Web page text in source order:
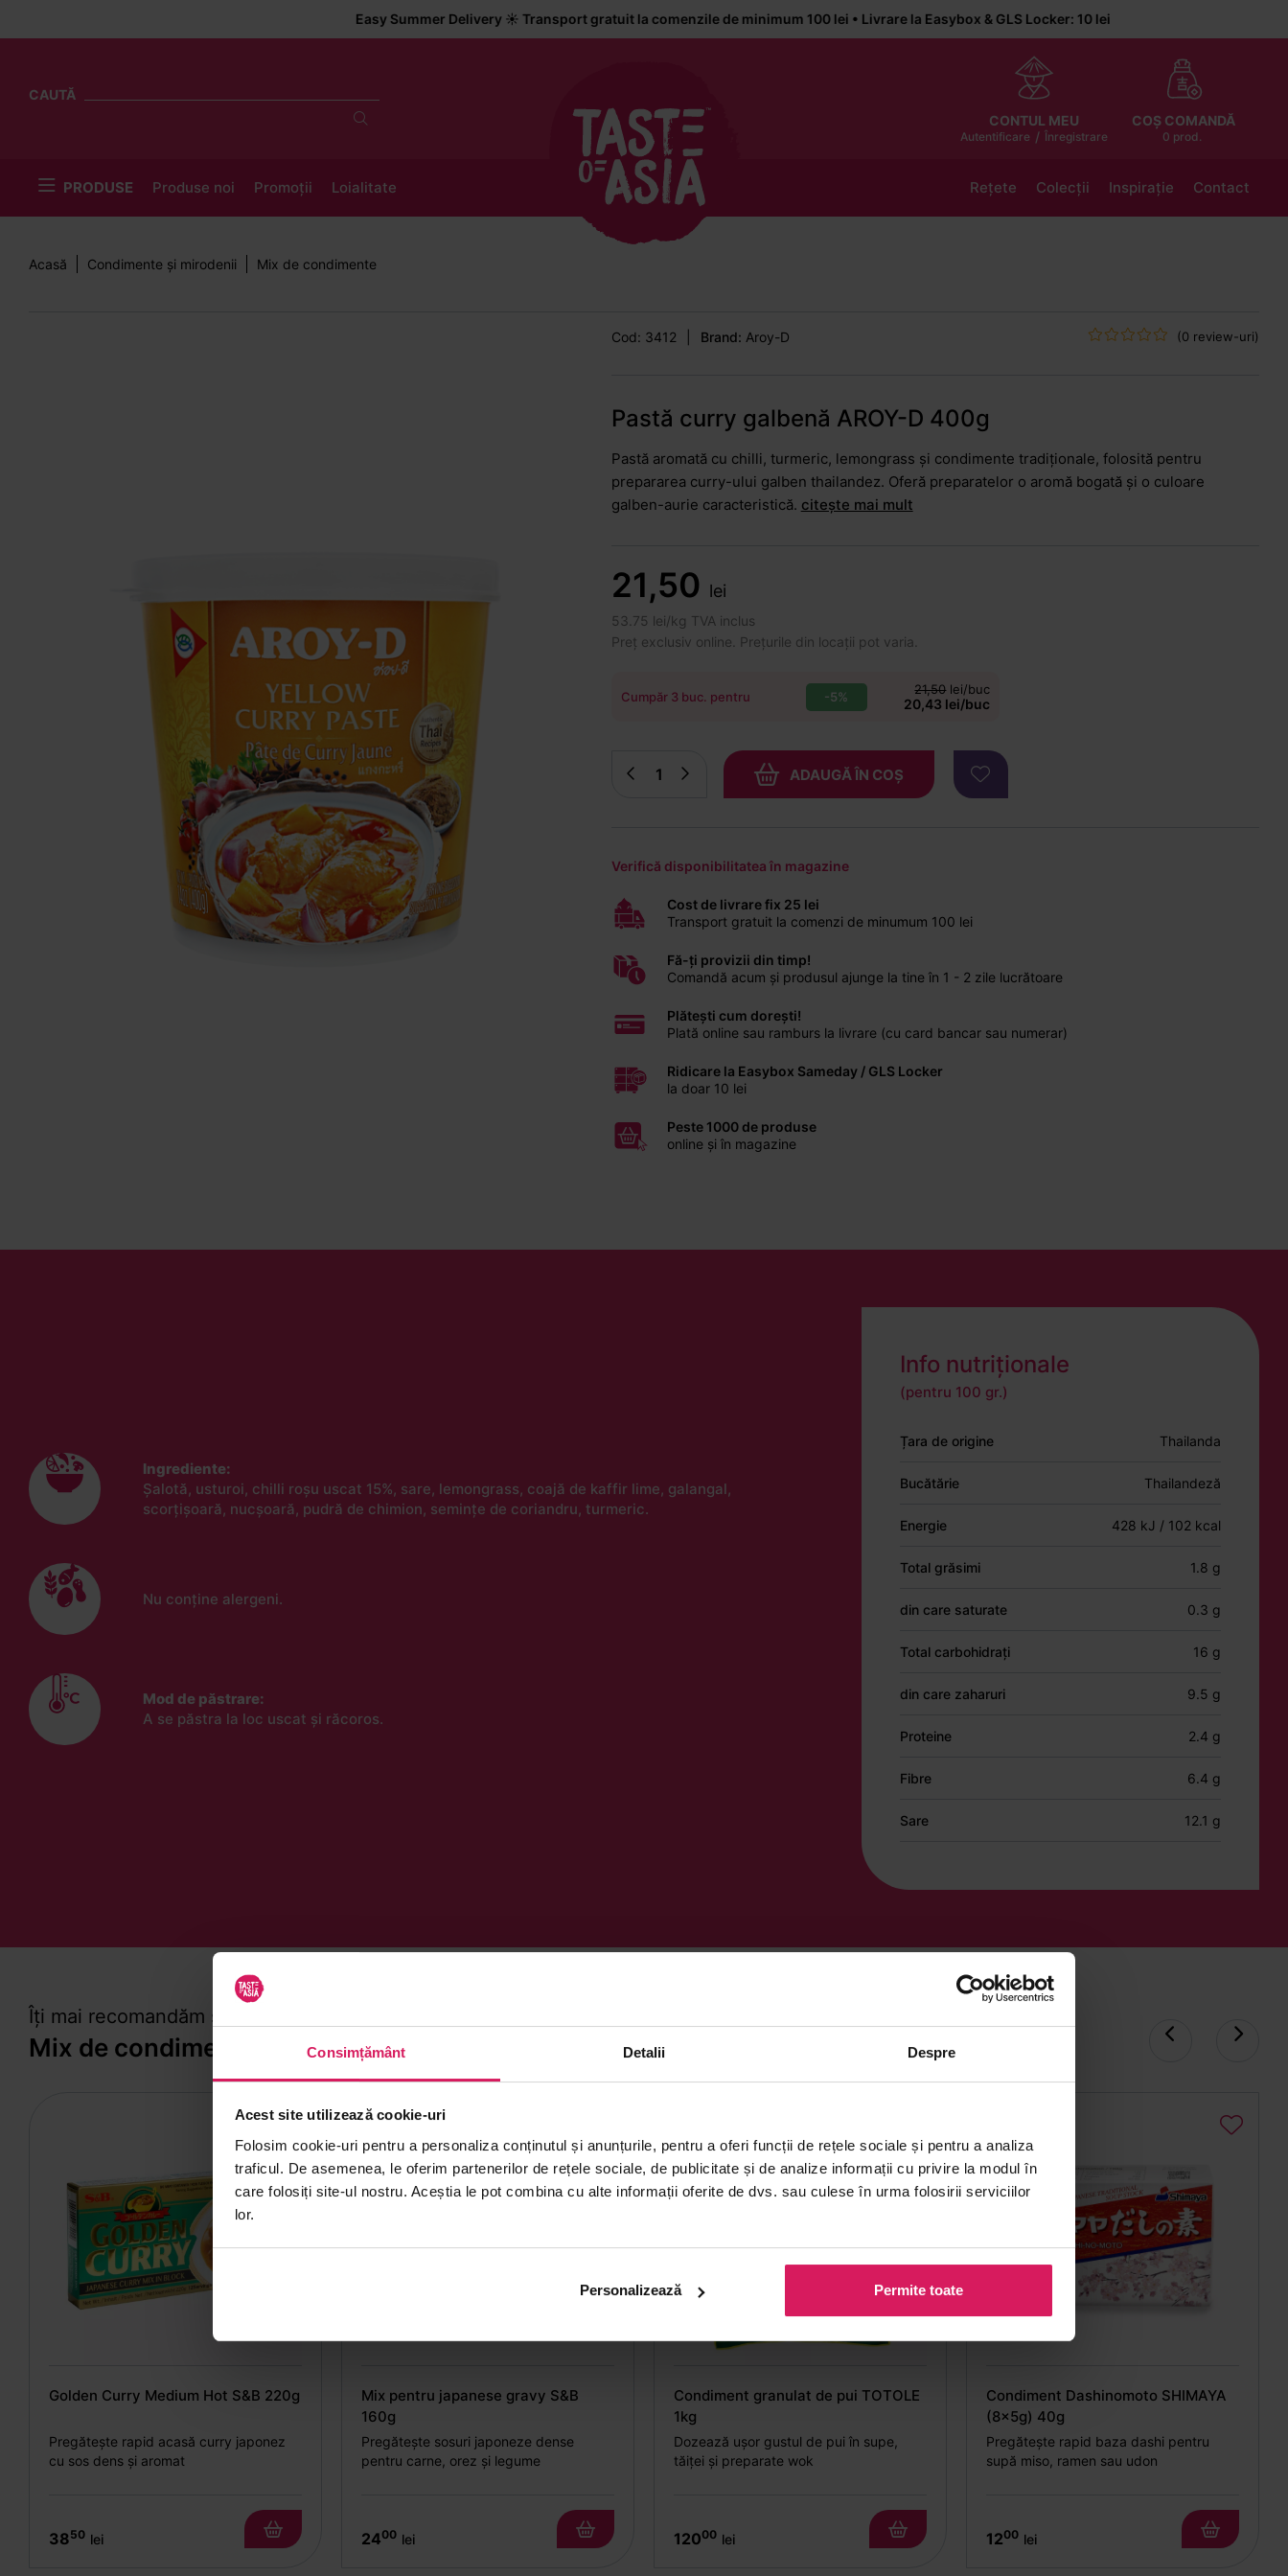
Consimțământ Detalii Despre
Acest site utilizează cookie-uri
Folosim cookie-uri pentru a personaliza conținutul și anunțurile, pentru a oferi funcții de rețele sociale și pentru a analiza
traficul. De asemenea, le oferim partenerilor de rețele sociale, de publicitate și de analize informații cu privire la modul în
care folosiți site-ul nostru. Aceștia le pot combina cu alte informații oferite de dvs. sau culese în urma folosirii serviciilor
lor.
Personalizează Permite toate
Easy Summer Delivery ☀️ Transport gratuit la comenzile de minimum 100 lei • Livrare la Easybox & GLS Locker: 10 lei
CAUTĂ
CONTUL MEU
Autentificare / Înregistrare
COȘ COMANDĂ
0 prod.
PRODUSE Produse noi Promoții Loialitate Rețete Colecții Inspirație Contact
Acasă Condimente și mirodenii Mix de condimente
Cod: 3412 Brand: Aroy-D (0 review-uri)
Pastă curry galbenă AROY-D 400g
Pastă aromată cu chilli, turmeric, lemongrass și condimente tradiționale, folosită pentru
prepararea curry-ului galben thailandez. Oferă preparatelor o aromă bogată și o culoare
galben-aurie caracteristică. citește mai mult
21,50 lei
53.75 lei/kg TVA inclus
Preț exclusiv online. Prețurile din locații pot varia.
Cumpăr 3 buc. pentru -5% 21,50lei/buc
20,43 lei/buc
ADAUGĂ ÎN COȘ
Verifică disponibilitatea în magazine
Cost de livrare fix 25 lei
Transport gratuit la comenzi de minumum 100 lei
Fă-ți provizii din timp!
Comandă acum și produsul ajunge la tine în 1 - 2 zile lucrătoare
Plătești cum dorești!
Plată online sau ramburs la livrare (cu card bancar sau numerar)
Ridicare la Easybox Sameday / GLS Locker
la doar 10 lei
Peste 1000 de produse
online și în magazine
Ingrediente:
Șalotă, usturoi, chilli roșu uscat 15%, sare, lemongrass, coajă de kaffir lime, galangal,
scorțișoară, nucșoară, pudră de chimion, semințe de coriandru, turmeric.
Nu conține alergeni.
Mod de păstrare:
A se păstra la loc uscat și răcoros.
Info nutriționale
(pentru 100 gr.)
Țara de origine Thailanda
Bucătărie Thailandeză
Energie 428 kJ / 102 kcal
Total grăsimi 1.8 g
din care saturate 0.3 g
Total carbohidrați 16 g
din care zaharuri 9.5 g
Proteine 2.4 g
Fibre 6.4 g
Sare 12.1 g
Îți mai recomandăm și alte produse din
Mix de condimente
Golden Curry Medium Hot S&B 220g
Pregătește rapid acasă curry japonez
cu sos dens și aromat
3850 lei
Mix pentru japanese gravy S&B
160g
Pregătește sosuri japoneze dense
pentru carne, orez și legume
2400 lei
Condiment granulat de pui TOTOLE
1kg
Dozează ușor gustul de pui în supe,
tăiței și preparate wok
12000 lei
Condiment Dashinomoto SHIMAYA
(8x5g) 40g
Pregătește rapid baza dashi pentru
supă miso, ramen sau udon
1200 lei